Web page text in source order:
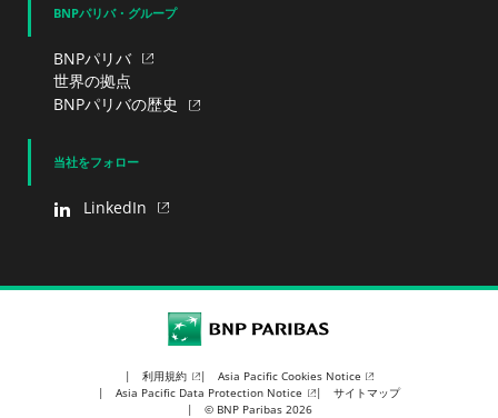
BNPパリバ・グループ
BNPパリバ
世界の拠点
BNPパリバの歴史
当社をフォロー
LinkedIn
BNP Paribas
利用規約
Asia Pacific Cookies Notice
Asia Pacific Data Protection Notice
サイトマップ
© BNP Paribas 2026